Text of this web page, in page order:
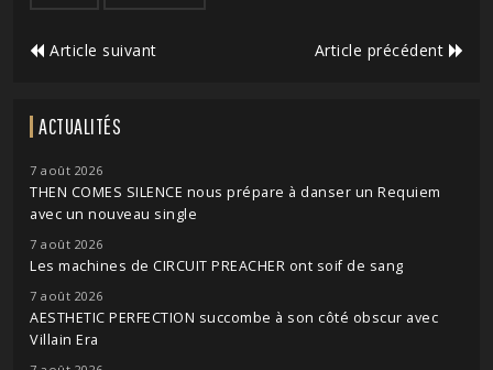
Article suivant Article précédent
ACTUALITÉS
7 août 2026
THEN COMES SILENCE nous prépare à danser un Requiem
avec un nouveau single
7 août 2026
Les machines de CIRCUIT PREACHER ont soif de sang
7 août 2026
AESTHETIC PERFECTION succombe à son côté obscur avec
Villain Era